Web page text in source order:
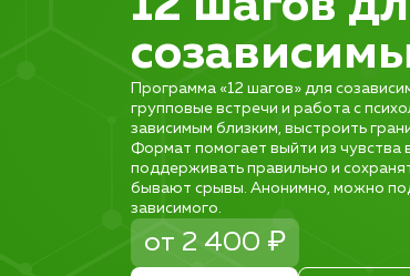
Программа «12 шагов» для
групповые встречи и работа с
зависимым близким, выстроить
Формат помогает выйти из чувства
поддерживать правильно и
бывают срывы. Анонимно, можно
зависимого.
от 2 400 ₽